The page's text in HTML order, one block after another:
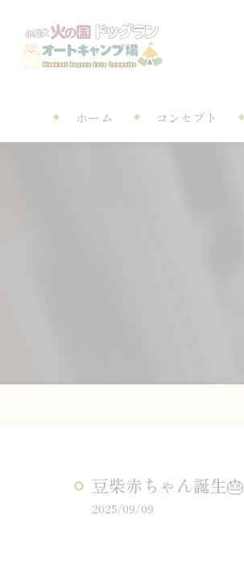
ホーム コンセプト
豆柴赤ちゃん誕生🎂
2025/09/09